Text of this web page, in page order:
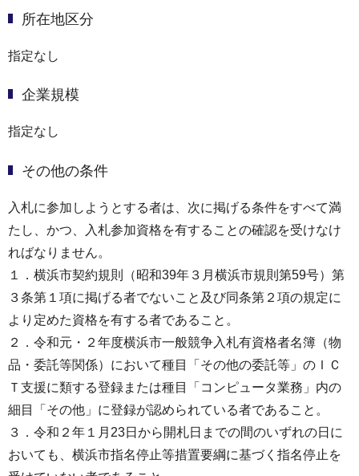
所在地区分
指定なし
企業規模
指定なし
その他の条件
入札に参加しようとする者は、次に掲げる条件をすべて満
たし、かつ、入札参加資格を有することの確認を受けなけ
ればなりません。
１．横浜市契約規則（昭和39年３月横浜市規則第59号）第
３条第１項に掲げる者でないこと及び同条第２項の規定に
より定めた資格を有する者であること。
２．令和元・２年度横浜市一般競争入札有資格者名簿（物
品・委託等関係）において種目「その他の委託等」のＩＣ
Ｔ支援に類する登録または種目「コンピュータ業務」内の
細目「その他」に登録が認められている者であること。
３．令和２年１月23日から開札日までの間のいずれの日に
おいても、横浜市指名停止等措置要綱に基づく指名停止を